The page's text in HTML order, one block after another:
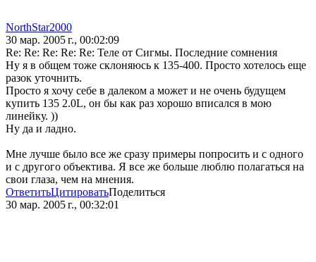
NorthStar2000
30 мар. 2005 г., 00:02:09
Re: Re: Re: Re: Re: Теле от Сигмы. Последние сомнения
Ну я в общем тоже склоняюсь к 135-400. Просто хотелось еще
разок уточнить.
Просто я хочу себе в далеком а может и не очень будущем
купить 135 2.0L, он бы как раз хорошо вписался в мою
линейку. ))
Ну да и ладно.
Мне лучше было все же сразу примеры попросить и с одного
и с другого объектива. Я все же больше люблю полагаться на
свои глаза, чем на мнения.
ОтветитьЦитироватьПоделиться
30 мар. 2005 г., 00:32:01